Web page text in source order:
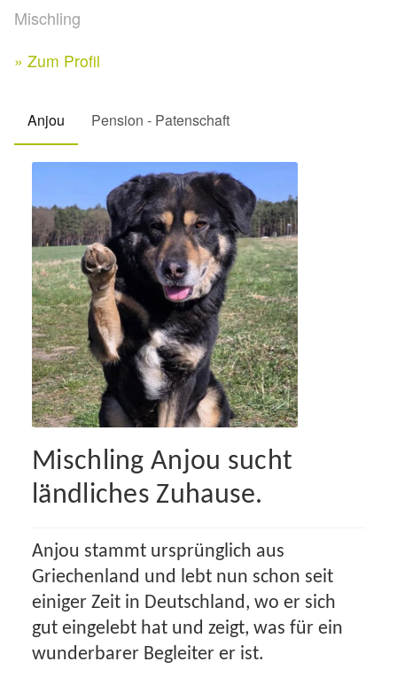
Spenden 2025
Juli bis Dezember 2025
Januar bis Juni 2025
Spenden 2024
Juli bis Dezember 2024
Januar bis Juni 2024
Spenden 2023
Juli bis Dezember 2023
Spenden 2022
Juli bis Dezember 2022
Januar bis Juni 2022
Instagram
Mischling
» Zum Profil
Anjou Pension - Patenschaft
Mischling Anjou sucht
ländliches Zuhause.
Anjou stammt ursprünglich aus
Griechenland und lebt nun schon seit
einiger Zeit in Deutschland, wo er sich
gut eingelebt hat und zeigt, was für ein
wunderbarer Begleiter er ist.